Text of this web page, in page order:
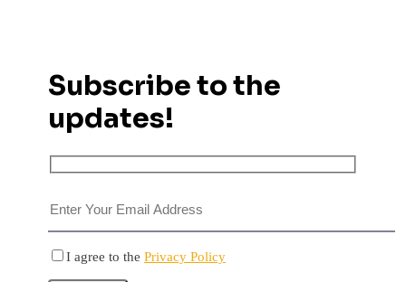
Subscribe to the
updates!
I agree to the Privacy Policy